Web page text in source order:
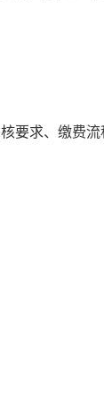
要求、缴费